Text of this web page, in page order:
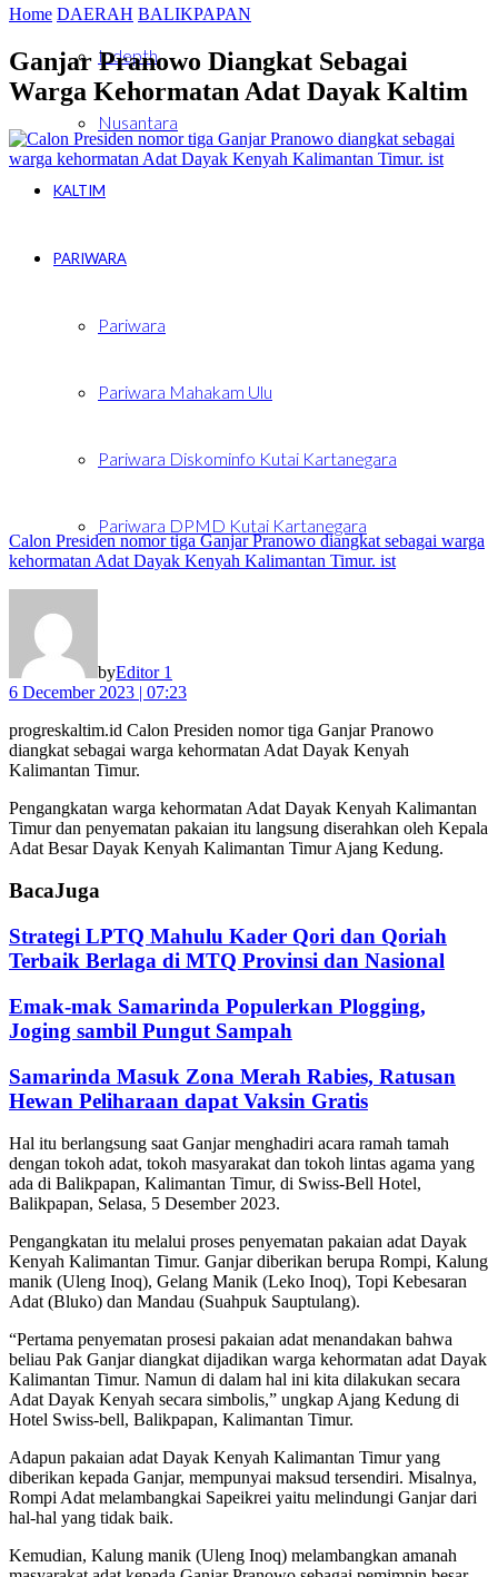
Indepth
Nusantara
KALTIM
PARIWARA
Pariwara
Pariwara Mahakam Ulu
Pariwara Diskominfo Kutai Kartanegara
Pariwara DPMD Kutai Kartanegara
Home DAERAH BALIKPAPAN
Ganjar Pranowo Diangkat Sebagai
Warga Kehormatan Adat Dayak Kaltim
Calon Presiden nomor tiga Ganjar Pranowo diangkat sebagai warga
kehormatan Adat Dayak Kenyah Kalimantan Timur. ist
byEditor 1
6 December 2023 | 07:23
progreskaltim.id Calon Presiden nomor tiga Ganjar Pranowo
diangkat sebagai warga kehormatan Adat Dayak Kenyah
Kalimantan Timur.
Pengangkatan warga kehormatan Adat Dayak Kenyah Kalimantan
Timur dan penyematan pakaian itu langsung diserahkan oleh Kepala
Adat Besar Dayak Kenyah Kalimantan Timur Ajang Kedung.
BacaJuga
Strategi LPTQ Mahulu Kader Qori dan Qoriah
Terbaik Berlaga di MTQ Provinsi dan Nasional
Emak-mak Samarinda Populerkan Plogging,
Joging sambil Pungut Sampah
Samarinda Masuk Zona Merah Rabies, Ratusan
Hewan Peliharaan dapat Vaksin Gratis
Hal itu berlangsung saat Ganjar menghadiri acara ramah tamah
dengan tokoh adat, tokoh masyarakat dan tokoh lintas agama yang
ada di Balikpapan, Kalimantan Timur, di Swiss-Bell Hotel,
Balikpapan, Selasa, 5 Desember 2023.
Pengangkatan itu melalui proses penyematan pakaian adat Dayak
Kenyah Kalimantan Timur. Ganjar diberikan berupa Rompi, Kalung
manik (Uleng Inoq), Gelang Manik (Leko Inoq), Topi Kebesaran
Adat (Bluko) dan Mandau (Suahpuk Sauptulang).
“Pertama penyematan prosesi pakaian adat menandakan bahwa
beliau Pak Ganjar diangkat dijadikan warga kehormatan adat Dayak
Kalimantan Timur. Namun di dalam hal ini kita dilakukan secara
Adat Dayak Kenyah secara simbolis,” ungkap Ajang Kedung di
Hotel Swiss-bell, Balikpapan, Kalimantan Timur.
Adapun pakaian adat Dayak Kenyah Kalimantan Timur yang
diberikan kepada Ganjar, mempunyai maksud tersendiri. Misalnya,
Rompi Adat melambangkai Sapeikrei yaitu melindungi Ganjar dari
hal-hal yang tidak baik.
Kemudian, Kalung manik (Uleng Inoq) melambangkan amanah